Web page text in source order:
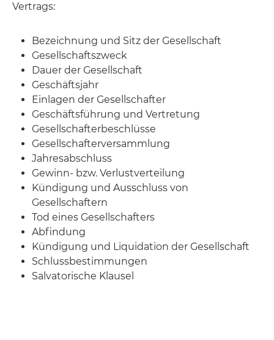
Vertrags:
Bezeichnung und Sitz der Gesellschaft
Gesellschaftszweck
Dauer der Gesellschaft
Geschäftsjahr
Einlagen der Gesellschafter
Geschäftsführung und Vertretung
Gesellschafterbeschlüsse
Gesellschafterversammlung
Jahresabschluss
Gewinn- bzw. Verlustverteilung
Kündigung und Ausschluss von
Gesellschaftern
Tod eines Gesellschafters
Abfindung
Kündigung und Liquidation der Gesellschaft
Schlussbestimmungen
Salvatorische Klausel